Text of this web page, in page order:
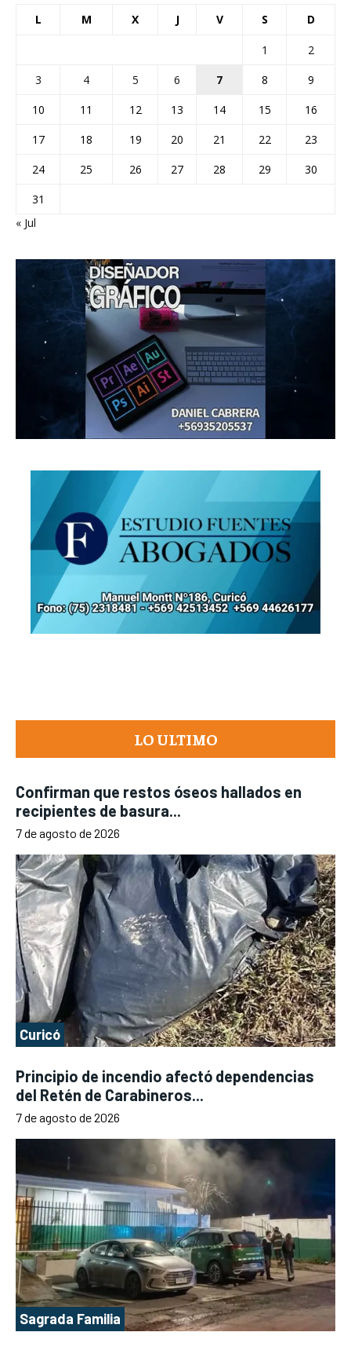
L M X J V S D
1
2
3
4 5 6 7 8
9
10
11 12 13 14 15
16
17
18 19 20 21 22
23
24
25 26 27 28 29
30
31
« Jul
LO ULTIMO
Confirman que restos óseos hallados en
recipientes de basura...
7 de agosto de 2026
Curicó
Principio de incendio afectó dependencias
del Retén de Carabineros...
7 de agosto de 2026
Sagrada Familia